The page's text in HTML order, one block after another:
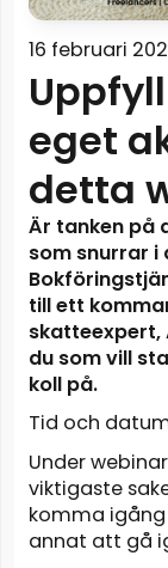
16 februari
eget
detta
Är tanken på
som snurrar i
till ett
skatteexpert,
du som vill
koll på.
Tid och
Under
viktigaste
komma
annat att gå